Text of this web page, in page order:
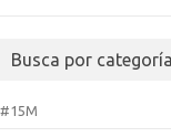
Busca por categoría
#15M